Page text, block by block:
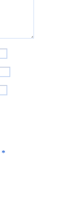
*